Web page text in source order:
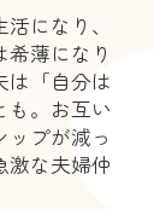
になり、
薄になり
は「自分は
も。お互い
プが減っ
激な夫婦仲